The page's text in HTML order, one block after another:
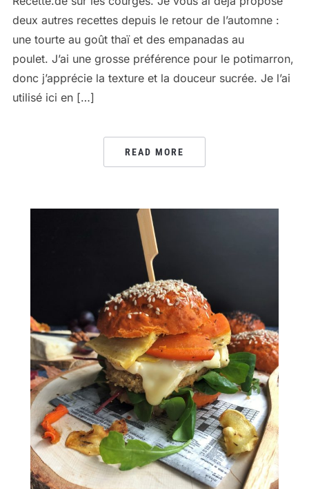
deux autres recettes depuis le retour de l’automne :
une tourte au goût thaï et des empanadas au
poulet. J’ai une grosse préférence pour le potimarron,
donc j’apprécie la texture et la douceur sucrée. Je l’ai
utilisé ici en […]
READ MORE